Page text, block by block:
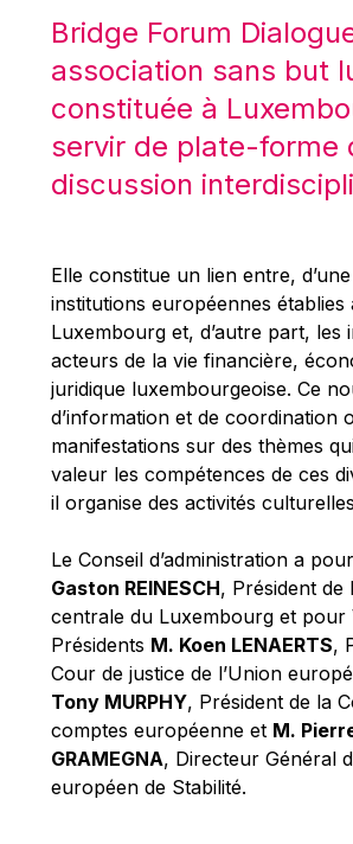
Mario Centeno
Mario Monti
Maroš ŠEFČOVIČ
Martin Bailey
Martine Reicherts
Michael Sohlman
Michel Goedert
Mireille Delmas-Marty
Nobuo Tanaka
Otmar Issing
Paolo Mengozzi
Paschal Donohoe
Pat Cox
Patrizia Nanz
Philippe Maystadt
Pierre Gramegna
Richard Pelly
Robert Goebbels
Robert REYNDERS
Bridge Forum
association sans but
constituée à
servir de plate-forme
discussion
Elle constitue un lien entre,
institutions européennes établies
Luxembourg et, d’autre part, les
acteurs de la vie financière,
juridique luxembourgeoise. Ce
d’information et de coordination
manifestations sur des thèmes
valeur les compétences de ces
il organise des activités
Le Conseil d’administration a
Gaston REINESCH, Président de
centrale du Luxembourg et pour
Présidents M. Koen LENAERTS,
Cour de justice de l’Union
Tony MURPHY, Président de la
comptes européenne et M.
GRAMEGNA, Directeur Général
européen de Stabilité.